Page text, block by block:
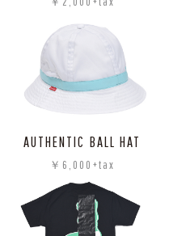
AUTHENTIC BALL HAT
￥6,000+tax